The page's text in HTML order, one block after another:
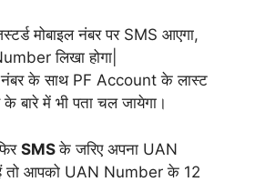
मोबाइल नंबर पर SMS आएगा,
लिखा होगा|
के साथ PF Account के लास्ट
बारे में भी पता चल जायेगा।
SMSके जरिए अपना UAN
तो आपको UAN Number के 12